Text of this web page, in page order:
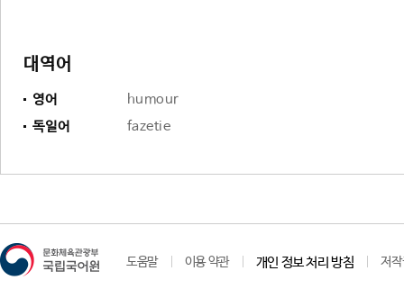
대역어
영어
humour
독일어
fazetie
도움말 이용 약관 개인 정보 처리 방침 저